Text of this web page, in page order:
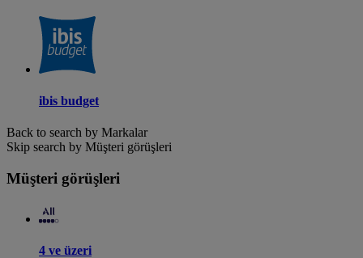
ibis budget
Back to search by Markalar
Skip search by Müşteri görüşleri
Müşteri görüşleri
4 ve üzeri